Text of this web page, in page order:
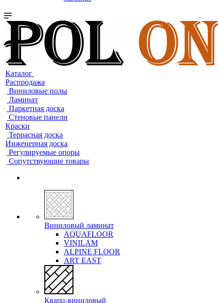
Каталог
Распродажа
Виниловые полы
Ламинат
Паркетная доска
Стеновые панели
Краски
Террасная доска
Инженерная доска
Регулируемые опоры
Сопутствующие товары
Виниловый ламинат
AQUAFLOOR
VINILAM
ALPINE FLOOR
ART EAST
Кварц-виниловый